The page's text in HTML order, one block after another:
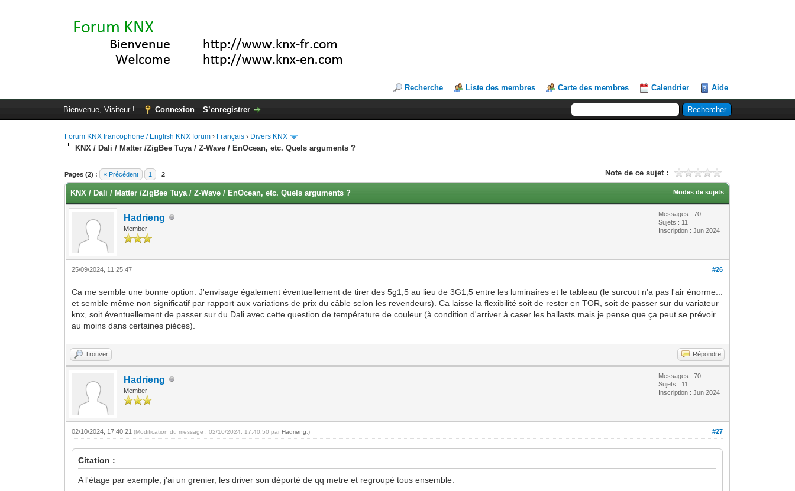
Recherche Liste des membres Carte des membres Calendrier Aide
Bienvenue, Visiteur ! Connexion S’enregistrer
Forum KNX francophone / English KNX forum › Français › Divers KNX
KNX / Dali / Matter /ZigBee Tuya / Z-Wave / EnOcean, etc. Quels arguments ?
Pages (2) : « Précédent 1 2 Note de ce sujet :
Moyenne : 0 (0 vote(s))
1
2
3
4
5
Modes de sujets
KNX / Dali / Matter /ZigBee Tuya / Z-Wave / EnOcean, etc. Quels arguments ?
Hadrieng
Member
Messages : 70
Sujets : 11
Inscription : Jun 2024
#26
25/09/2024, 11:25:47
Ca me semble une bonne option. J'envisage également éventuellement de tirer des 5g1,5 au lieu de 3G1,5 entre les luminaires et le tableau (le surcout n'a pas l'air énorme...
et semble même non significatif par rapport aux variations de prix du câble selon les revendeurs). Ca laisse la flexibilité soit de rester en TOR, soit de passer sur du variateur
knx, soit éventuellement de passer sur du Dali avec cette question de température de couleur (à condition d'arriver à caser les ballasts mais je pense que ça peut se prévoir
au moins dans certaines pièces).
Trouver Répondre
Hadrieng
Member
Messages : 70
Sujets : 11
Inscription : Jun 2024
#27
02/10/2024, 17:40:21(Modification du message : 02/10/2024, 17:40:50 parHadrieng .)
Citation :
A l'étage par exemple, j'ai un grenier, les driver son déporté de qq metre et regroupé tous ensemble.